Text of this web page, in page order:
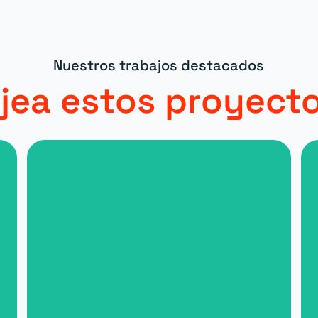
Nuestros trabajos destacados
estos